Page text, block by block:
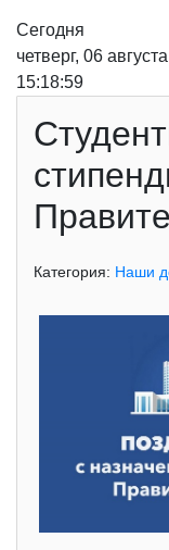
Сегодня
четверг, 06
15:18:59
Категория: Наши